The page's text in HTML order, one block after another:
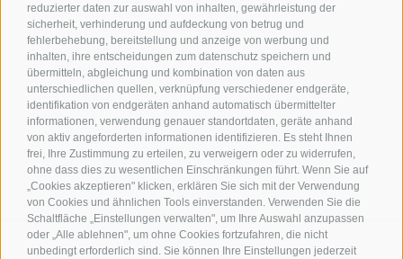
reduzierter daten zur auswahl von inhalten, gewährleistung der
sicherheit, verhinderung und aufdeckung von betrug und
fehlerbehebung, bereitstellung und anzeige von werbung und
inhalten, ihre entscheidungen zum datenschutz speichern und
übermitteln, abgleichung und kombination von daten aus
unterschiedlichen quellen, verknüpfung verschiedener endgeräte,
identifikation von endgeräten anhand automatisch übermittelter
informationen, verwendung genauer standortdaten, geräte anhand
von aktiv angeforderten informationen identifizieren. Es steht Ihnen
frei, Ihre Zustimmung zu erteilen, zu verweigern oder zu widerrufen,
ohne dass dies zu wesentlichen Einschränkungen führt. Wenn Sie auf
„Cookies akzeptieren" klicken, erklären Sie sich mit der Verwendung
von Cookies und ähnlichen Tools einverstanden. Verwenden Sie die
Schaltfläche „Einstellungen verwalten", um Ihre Auswahl anzupassen
oder „Alle ablehnen", um ohne Cookies fortzufahren, die nicht
unbedingt erforderlich sind. Sie können Ihre Einstellungen jederzeit
Dr.-Weiser-Platz 2
I - 39018 Terlan BZ
Tel. +39 0471 257 165
info@terlan.info